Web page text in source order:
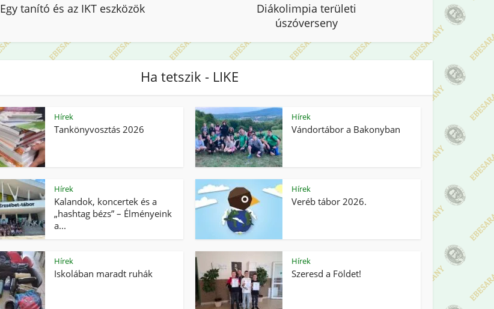
Egy tanító és az IKT eszközök
Diákolimpia területi
úszóverseny
Ha tetszik - LIKE
Hírek
Tankönyvosztás 2026
Hírek
Vándortábor a Bakonyban
Hírek
Kalandok, koncertek és a
„hashtag bézs” – Élményeink
a...
Hírek
Veréb tábor 2026.
Hírek
Iskolában maradt ruhák
Hírek
Szeresd a Földet!